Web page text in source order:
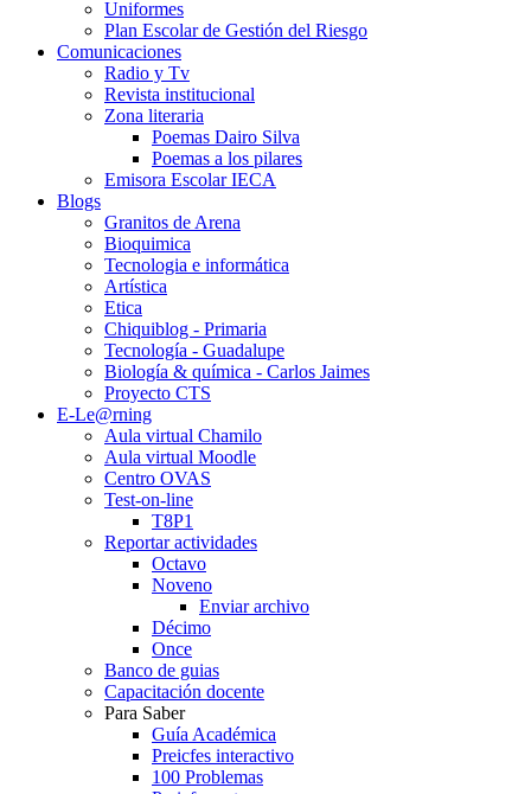
Uniformes
Plan Escolar de Gestión del Riesgo
Comunicaciones
Radio y Tv
Revista institucional
Zona literaria
Poemas Dairo Silva
Poemas a los pilares
Emisora Escolar IECA
Blogs
Granitos de Arena
Bioquimica
Tecnologia e informática
Artística
Etica
Chiquiblog - Primaria
Tecnología - Guadalupe
Biología & química - Carlos Jaimes
Proyecto CTS
E-Le@rning
Aula virtual Chamilo
Aula virtual Moodle
Centro OVAS
Test-on-line
T8P1
Reportar actividades
Octavo
Noveno
Enviar archivo
Décimo
Once
Banco de guias
Capacitación docente
Para Saber
Guía Académica
Preicfes interactivo
100 Problemas